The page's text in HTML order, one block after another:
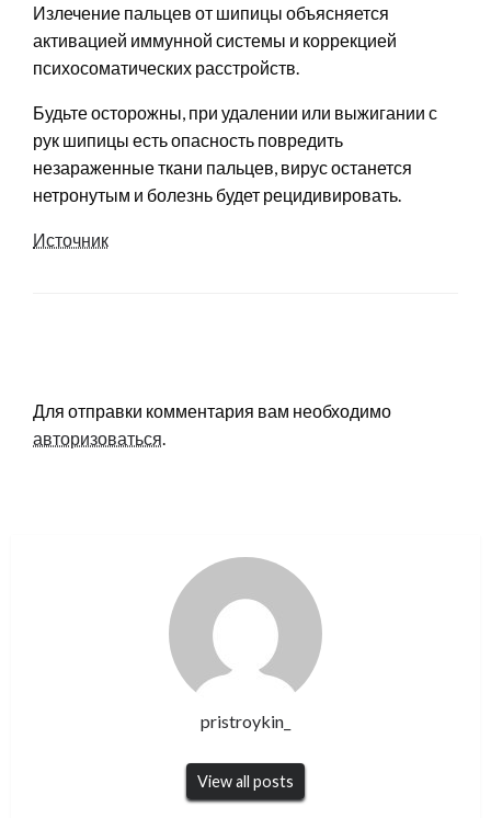
Излечение пальцев от шипицы объясняется
активацией иммунной системы и коррекцией
психосоматических расстройств.
Будьте осторожны, при удалении или выжигании с
рук шипицы есть опасность повредить
незараженные ткани пальцев, вирус останется
нетронутым и болезнь будет рецидивировать.
Источник
Для отправки комментария вам необходимо
авторизоваться.
pristroykin_
View all posts